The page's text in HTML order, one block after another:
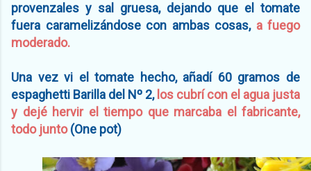
provenzales y sal gruesa, dejando que el tomate
fuera caramelizándose con ambas cosas, a fuego
moderado.
Una vez vi el tomate hecho, añadí 60gramos de
espaghetti Barilla del Nº 2, los cubrí con el agua justa
y dejé hervir el tiempo que marcaba el fabricante,
todo junto(One pot)